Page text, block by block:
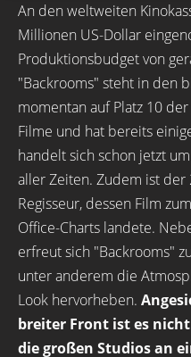
An den weltweiten
Millionen US-Dollar
Produktionsbudget von
"Backrooms" steht in den
momentan auf Platz 10
Filme und hat bereits
handelt sich schon jetzt
aller Zeiten. Zudem ist der
Regisseur, dessen Film
Office-Charts landete.
erfreut sich "Backrooms"
unter anderem die
Look hervorheben.
breiter Front ist es
die großen Studios an